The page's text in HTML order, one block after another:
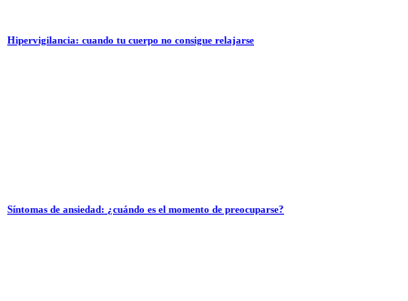
Hipervigilancia: cuando tu cuerpo no consigue relajarse
Síntomas de ansiedad: ¿cuándo es el momento de preocuparse?